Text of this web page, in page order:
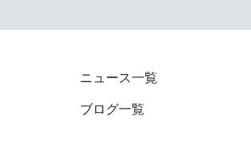
ニュース一覧
ブログ一覧